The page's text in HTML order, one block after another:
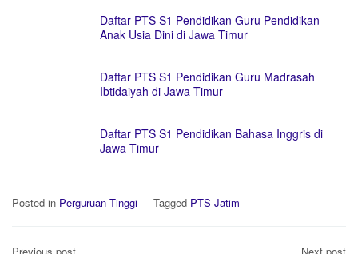
Daftar PTS S1 Pendidikan Guru Pendidikan
Anak Usia Dini di Jawa Timur
Daftar PTS S1 Pendidikan Guru Madrasah
Ibtidaiyah di Jawa Timur
Daftar PTS S1 Pendidikan Bahasa Inggris di
Jawa Timur
Posted in Perguruan Tinggi Tagged PTS Jatim
Post